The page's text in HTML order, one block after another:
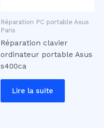
Réparation PC portable Asus
Paris
Réparation clavier
ordinateur portable Asus
s400ca
Lire la suite